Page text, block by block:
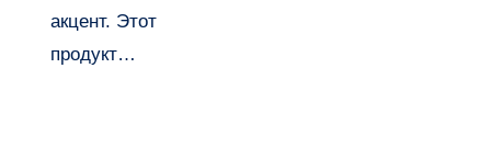
акцент. Этот
продукт…